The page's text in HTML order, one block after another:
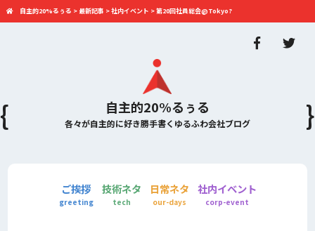
自主的20%るぅる
各々が自主的に好き勝手書くゆるふわ会社ブログ
自主的20%るぅる > 最新記事 >社内イベント >第20回社員総会@Tokyo?
ご挨拶
greeting
技術ネタ
tech
日常ネタ
our-days
社内イベント
corp-event